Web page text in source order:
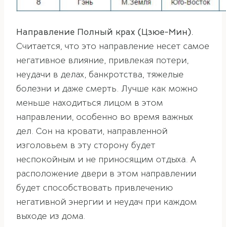
Направление Полный крах (Цзюе-Мин).
Считается, что это направление несет самое
негативное влияние, привлекая потери,
неудачи в делах, банкротства, тяжелые
болезни и даже смерть. Лучше как можно
меньше находиться лицом в этом
направлении, особенно во время важных
дел. Сон на кровати, направленной
изголовьем в эту сторону будет
неспокойным и не приносящим отдыха. А
расположение двери в этом направлении
будет способствовать привлечению
негативной энергии и неудач при каждом
выходе из дома.